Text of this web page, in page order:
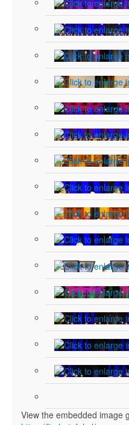
View the embedded image